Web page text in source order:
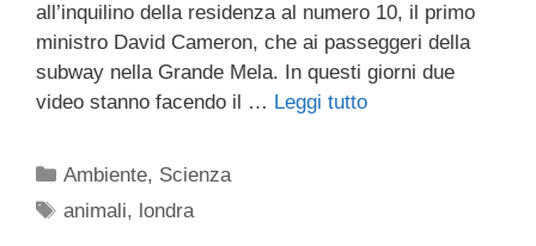
all’inquilino della residenza al numero 10, il primo
ministro David Cameron, che ai passeggeri della
subway nella Grande Mela. In questi giorni due
video stanno facendo il … Leggi tutto
Categorie
Ambiente, Scienza
Tag
animali, londra